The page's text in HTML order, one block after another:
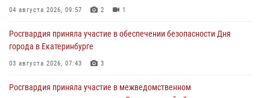
04 августа 2026, 09:57 2 1
Росгвардия приняла участие в обеспечении безопасности Дня
города в Екатеринбурге
03 августа 2026, 07:43 3
Росгвардия приняла участие в межведомственном